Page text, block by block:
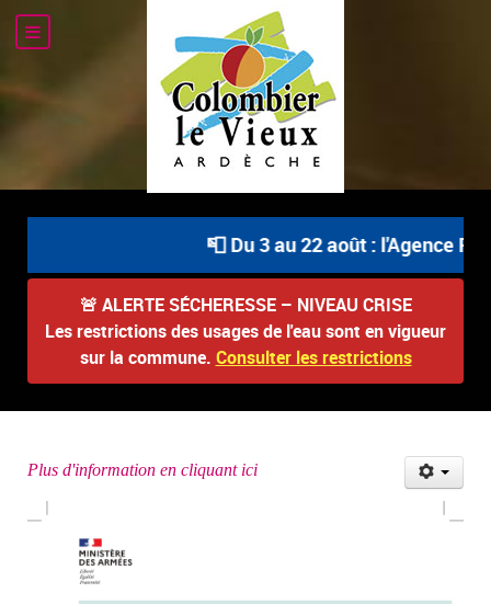
📮 Du 3 au 22 août : l'Agence
🚨 ALERTE SÉCHERESSE – NIVEAU CRISE
Les restrictions des usages de l'eau sont en vigueur
sur la commune. Consulter les restrictions
Plus d'information en cliquant ici